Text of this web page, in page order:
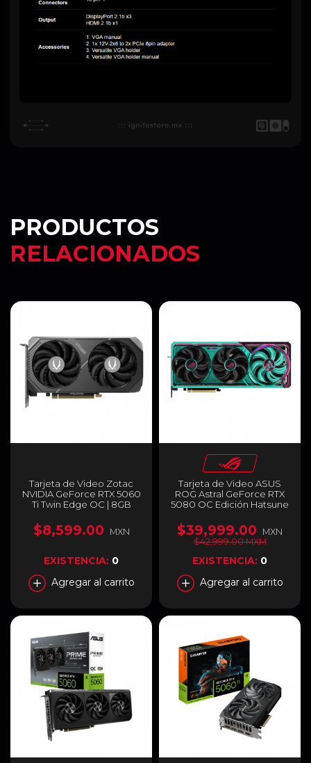
PRODUCTOS
RELACIONADOS
Tarjeta de Video Zotac
NVIDIA GeForce RTX 5060
Ti Twin Edge OC | 8GB
B50610H-10M
$8,599.00 MXN
EXISTENCIA: 0
Agregar al carrito
Tarjeta de Video ASUS
ROG Astral GeForce RTX
5080 OC Edición Hatsune
Express 5.0 | 192 Bits |
Negro / Azul | ROG-
ASTRAL-RTX5080-O16G-
MIKU-W
$39,999.00
MXN
$42,999.00 MXM
EXISTENCIA: 0
Agregar al carrito